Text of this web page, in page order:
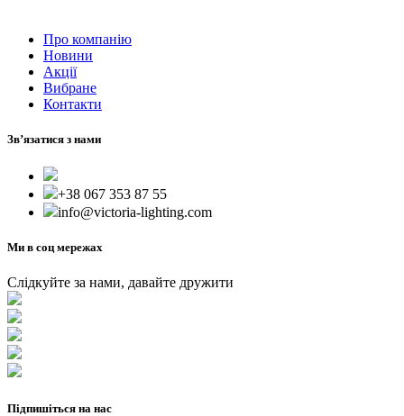
Про компанію
Новини
Акції
Вибране
Контакти
Зв’язатися з нами
+38 067 353 87 55
info@victoria-lighting.com
Ми в соц мережах
Слідкуйте за нами, давайте дружити
Підпишіться на нас